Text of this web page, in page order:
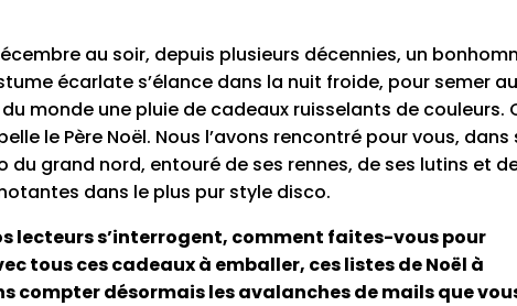
au soir, depuis plusieurs décennies, un
écarlate s’élance dans la nuit froide, pour semer
monde une pluie de cadeaux ruisselants de couleurs.
le Père Noël. Nous l’avons rencontré pour vous, dans
du grand nord, entouré de ses rennes, de ses lutins et
dans le plus pur style disco.
lecteurs s’interrogent, comment faites-vous pour
tous ces cadeaux à emballer, ces listes de Noël à
compter désormais les avalanches de mails que